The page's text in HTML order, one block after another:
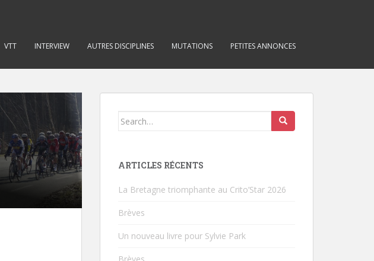
VTT INTERVIEW AUTRES DISCIPLINES MUTATIONS PETITES ANNONCES
Search for:
ARTICLES RÉCENTS
La Bretagne triomphante au Crito’Star 2026
Brèves
Un nouveau livre pour Sylvie Park